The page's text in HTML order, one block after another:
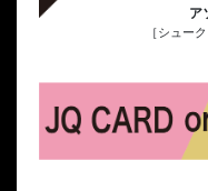
ア
［シュー